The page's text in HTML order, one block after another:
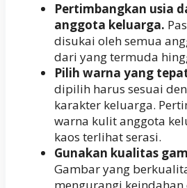
Pertimbangkan usia
anggota keluarga.
disukai oleh semua
dari yang termuda
Pilih warna yang
dipilih harus sesuai
karakter keluarga.
warna kulit anggota
kaos terlihat serasi.
Gunakan kualitas
Gambar yang